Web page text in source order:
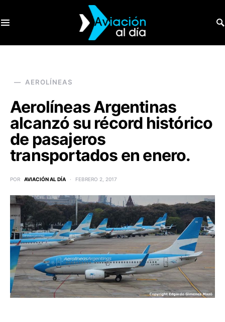
AEROLÍNEAS
Aerolíneas Argentinas
alcanzó su récord histórico
de pasajeros
transportados en enero.
POR AVIACIÓN AL DÍA FEBRERO 2, 2017